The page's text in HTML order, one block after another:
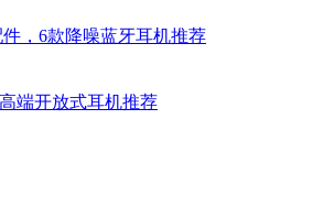
件，6款降噪蓝牙耳机推荐
端开放式耳机推荐